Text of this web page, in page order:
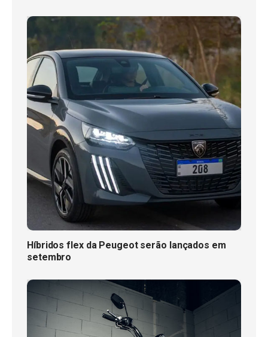
Híbridos flex da Peugeot serão lançados em
setembro